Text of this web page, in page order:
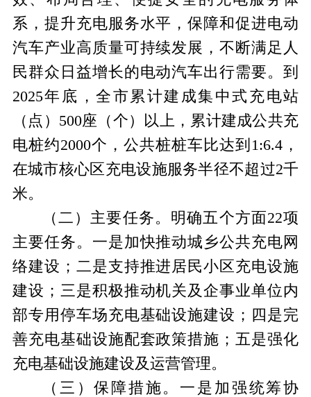
系，提升充电服务水平，保障和促进电动
汽车产业高质量可持续发展，不断满足人
民群众日益增长的电动汽车出行需要。到
2025年底，全市累计建成集中式充电站
（点）500座（个）以上，累计建成公共充
电桩约2000个，公共桩桩车比达到1:6.4，
在城市核心区充电设施服务半径不超过2千
米。
（二）主要任务。 明确五个方面22项
主要任务。一是加快推动城乡公共充电网
络建设；二是支持推进居民小区充电设施
建设；三是积极推动机关及企事业单位内
部专用停车场充电基础设施建设；四是完
善充电基础设施配套政策措施；五是强化
充电基础设施建设及运营管理。
（三）保障措施。 一是加强统筹协